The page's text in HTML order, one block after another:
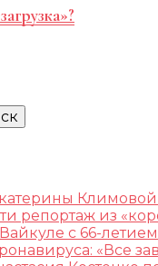
репортаж из
с 66-
«Все